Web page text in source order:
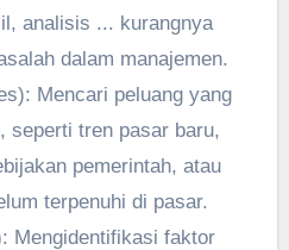
analisis ... kurangnya
dalam manajemen.
Mencari peluang yang
seperti tren pasar baru,
pemerintah, atau
terpenuhi di pasar.
Mengidentifikasi faktor